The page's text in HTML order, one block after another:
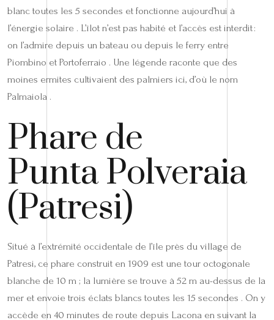
blanc toutes les 5 secondes et fonctionne aujourd’hui à
l’énergie solaire . L’îlot n’est pas habité et l’accès est interdit :
on l’admire depuis un bateau ou depuis le ferry entre
Piombino et Portoferraio . Une légende raconte que des
moines ermites cultivaient des palmiers ici, d’où le nom
Palmaiola .
Phare de
Punta Polveraia
(Patresi)
Situé à l’extrémité occidentale de l’île près du village de
Patresi, ce phare construit en 1909 est une tour octogonale
blanche de 10 m ; la lumière se trouve à 52 m au-dessus de la
mer et envoie trois éclats blancs toutes les 15 secondes . On y
accède en 40 minutes de route depuis Lacona en suivant la